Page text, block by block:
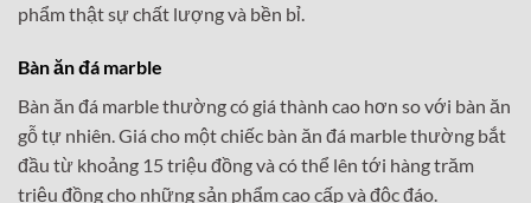
phẩm thật sự chất lượng và bền bỉ.
Bàn ăn đá marble
Bàn ăn đá marble thường có giá thành cao hơn so với bàn ăn
gỗ tự nhiên. Giá cho một chiếc bàn ăn đá marble thường bắt
đầu từ khoảng 15 triệu đồng và có thể lên tới hàng trăm
triệu đồng cho những sản phẩm cao cấp và độc đáo.